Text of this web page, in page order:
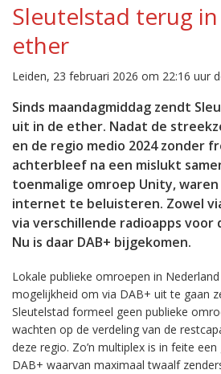
Sleutelstad terug
ether
Leiden, 23 februari 2026 om 22:16 uur
Sinds maandagmiddag zendt
uit in de ether. Nadat de
en de regio medio 2024 zonder
achterbleef na een mislukt
toenmalige omroep Unity,
internet te beluisteren. Zowel
via verschillende radioapps
Nu is daar DAB+ bijgekomen.
Lokale publieke omroepen in
mogelijkheid om via DAB+ uit te gaan
Sleutelstad formeel geen publieke
wachten op de verdeling van de
deze regio. Zo’n multiplex is in feite
DAB+ waarvan maximaal twaalf